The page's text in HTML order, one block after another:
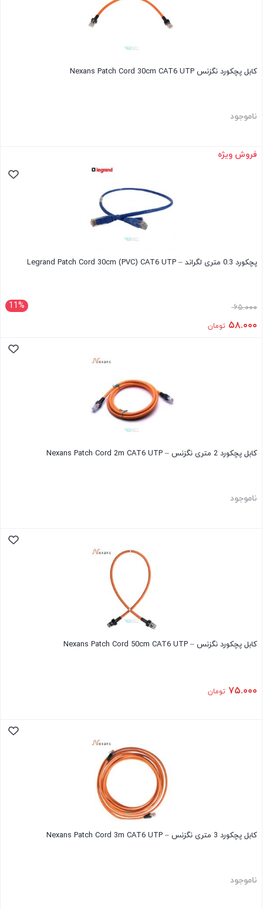
کابل پچکورد نگزنس Nexans Patch Cord 30cm CAT6 UTP
ناموجود
فروش ویژه
پچکورد 0.3 متری لگراند – Legrand Patch Cord 30cm (PVC) CAT6 UTP
11% ۶۵.۰۰۰
۵۸.۰۰۰ تومان
کابل پچکورد 2 متری نگزنس – Nexans Patch Cord 2m CAT6 UTP
ناموجود
کابل پچکورد نگزنس – Nexans Patch Cord 50cm CAT6 UTP
۷۵.۰۰۰ تومان
کابل پچکورد 3 متری نگزنس – Nexans Patch Cord 3m CAT6 UTP
ناموجود